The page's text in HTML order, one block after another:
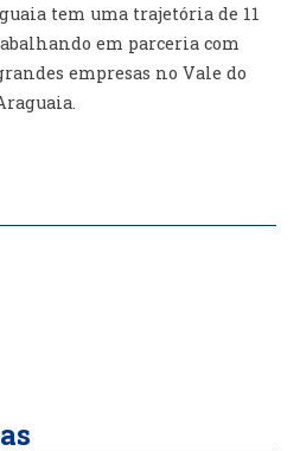
tem uma trajetória de 11
em parceria com
empresas no Vale do